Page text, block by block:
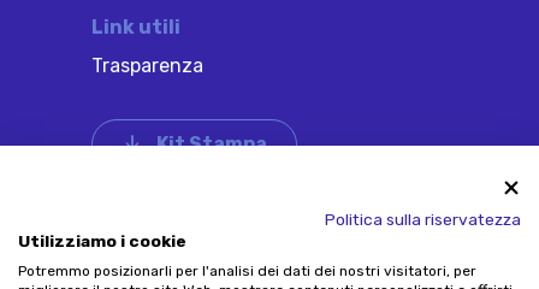
Link utili
Trasparenza
Kit Stampa
Piramid
Via Craviano, 45, 12040 Govone (CN)
Politica sulla riservatezza
Utilizziamo i cookie
Potremmo posizionarli per l'analisi dei dati dei nostri visitatori, per